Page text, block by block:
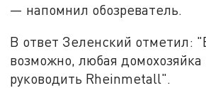
— напомнил обозреватель.
В ответ Зеленский отметил:
возможно, любая
руководить Rheinmetall".